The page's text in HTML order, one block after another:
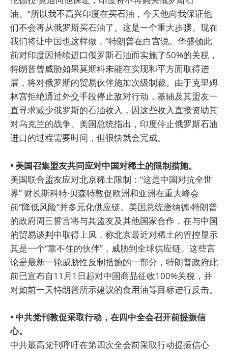
油。“所以我不高兴印度在买石油，今天他向我保证他
们不会再从俄罗斯买石油了。这是一个重大步骤。现在
我们将让中国也这样做，”特朗普在白宫说。华盛顿此
前对印度因持续进口俄罗斯石油而实施了50%的关税，
特朗普曾威胁如果莫斯科未能在实现和平方面取得进
展，将对俄罗斯的贸易伙伴施加次级制裁。由于克里姆
林宫拒绝通过外交手段停止敌对行动，基辅及其盟友一
直寻求减少俄罗斯的石油收入，因这些收入直接资助其
对乌克兰的战争。美国总统指出，印度停止俄罗斯石油
进口的过程需要时间，但很快就会完成。
• 美国召集盟友共同应对中国对稀土的限制措施。
美国联合盟友应对北京稀土限制：“这是中国对抗全世
界” 财长斯科特·贝森特敦促欧洲和亚洲在重大峰会
前“降低风险”并多元化供应链。美国总统唐纳德·特朗普
的政府周三誓言将与其盟友及其他国家合作，在与中国
的贸易谈判中取得上风，称北京最近对稀土的管控显示
其是一个“靠不住的伙伴”，威胁到全球供应链。这些言
论是最新一轮威胁性反制措施的一部分，特朗普政府此
前已宣布自11月1日起对中国商品征收100%关税，并
对如前一天特朗普所示建议的食用油等目标进行反击。
• 中共党刊敦促采取行动，在四中全会召开前提振信
心。
中共最高党刊呼吁在第四次全会前采取行动提振信心